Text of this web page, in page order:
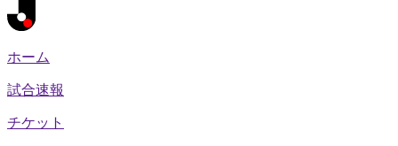
ホーム
試合速報
チケット